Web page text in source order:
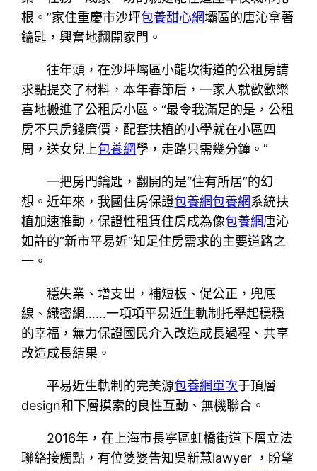
根。”家住重慶市沙坪包養甜心網壩區的唐沁拿著
鑰匙，興奮地翻開家門。
往年頭，在沙坪壩區小龍坎街道的公租房請
求點提交了材料，本年春節后，一家人就歡歡樂
喜地搬進了公租房小區。“最令我滿足的是，公租
房不只房錢廉價，配套扶植的小學就在小區四
周，送女兒上包養網學，走路只需幾分鐘。”
一把房門鑰匙，翻開的是“住有所居”的幻
想。近年來，我國住房保證包養網包養網系統扶
植加速推動，保證性租賃住房成為像包養網唐沁
如許的“新市平易近”知足住房需求的主要道路之
一。
穩失業、增支出，補短板、促公正，兜底
線、織密網……一項項平易近生軌制托舉起穩穩
的幸福，無力保證國民介入改造成長過程、共享
改造成長結果。
平易近生軌制的完美源包養網單次于頂層
design和下層摸索的良性互動、無機聯合。
2016年，在上海市長寧區虹橋街道下層立法
聯絡接觸點，有位婆婆告知吳新慧lawyer ，盼望